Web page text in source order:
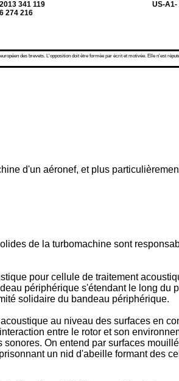
341 119
274 216
US-A1-
des brevets. L'opposition doit être formée par écrit et motivée. Elle n'est
d'un aéronef, et plus
de la turbomachine sont
pour cellule de traitement
périphérique s'étendant le long du
solidaire du bandeau périphérique.
au niveau des surfaces en
entre le rotor et son
On entend par surfaces
un nid d'abeille formant des